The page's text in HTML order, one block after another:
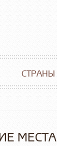
СТРАНЫ
МЕСТА